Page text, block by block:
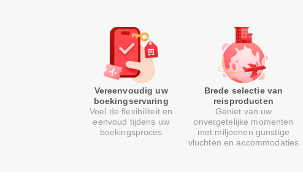
Vereenvoudig uw
boekingservaring
Voel de flexibiliteit en
eenvoud tijdens uw
boekingsproces
Brede selectie van
reisproducten
Geniet van uw
onvergetelijke momenten
met miljoenen gunstige
vluchten en accommodaties